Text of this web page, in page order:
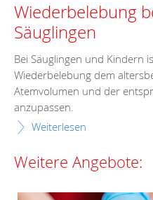
Wiederbelebung
Säuglingen
Bei Säuglingen und Kindern
Wiederbelebung dem
Atemvolumen und der
anzupassen.
Weiterlesen
Weitere Angebote: